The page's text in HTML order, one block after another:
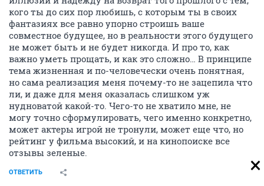
кого ты до сих пор любишь, с которым ты в своих
фантазиях все равно упорно строишь ваше
совместное будущее, но в реальности этого будущего
не может быть и не будет никогда. И про то, как
важно уметь прощать, и как это сложно… В принципе
тема жизненная и по-человечески очень понятная,
но сама реализация меня почему-то не зацепила что
ли, и даже для меня оказалась слишком уж
нудноватой какой-то. Чего-то не хватило мне, не
могу точно сформулировать, чего именно конкретно,
может актеры игрой не тронули, может еще что, но
рейтинг у фильма высокий, и на кинопоиске все
отзывы зеленые.
ОТВЕТИТЬ